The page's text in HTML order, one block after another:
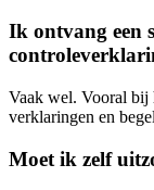
Ik ontvang een
Vaak wel. Vooral bij
verklaringen en
Moet ik zelf